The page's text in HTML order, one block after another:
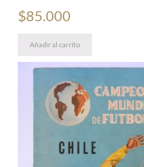
$85.000
Añadir al carrito